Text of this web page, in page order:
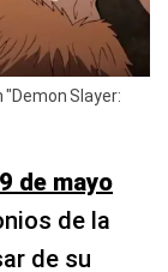
Slayer:
de mayo
de la
de su